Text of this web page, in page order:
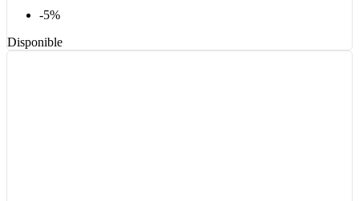
-5%
Disponible